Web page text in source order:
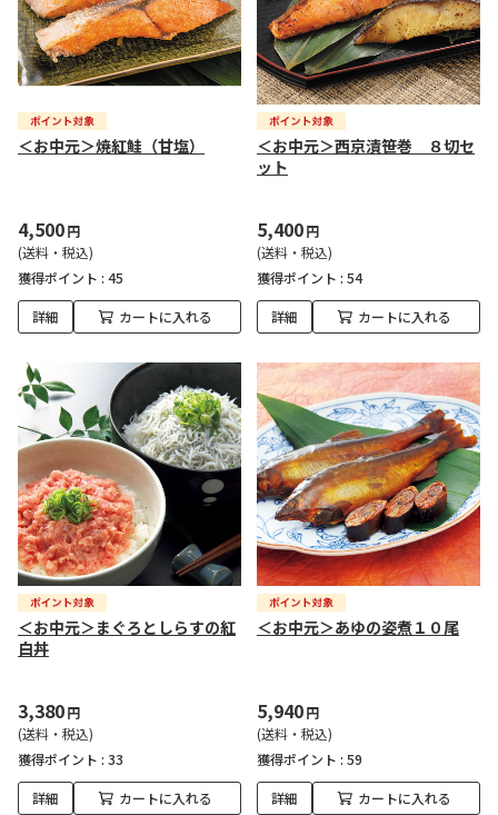
＜お中元＞焼紅鮭（甘塩）
4,500円
(送料・税込)
獲得ポイント : 45
詳細 カートに入れる
＜お中元＞西京漬笹巻 ８切セ
ット
5,400円
(送料・税込)
獲得ポイント : 54
詳細 カートに入れる
＜お中元＞まぐろとしらすの紅
白丼
3,380円
(送料・税込)
獲得ポイント : 33
詳細 カートに入れる
＜お中元＞あゆの姿煮１０尾
5,940円
(送料・税込)
獲得ポイント : 59
詳細 カートに入れる